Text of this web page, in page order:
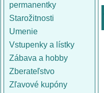
permanentky
Starožitnosti
Umenie
Vstupenky a lístky
Zábava a hobby
Zberateľstvo
Zľavové kupóny